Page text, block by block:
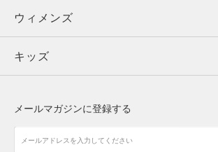
ウィメンズ
キッズ
アクセサリー
トップス
ボトムス
アクセサリー
ウィメンズ
トップス
シューズ
キッズ
メールマガジンに登録する